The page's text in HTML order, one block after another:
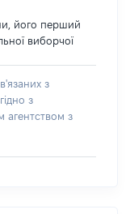
його перший
виборчої
з
з
агентством з